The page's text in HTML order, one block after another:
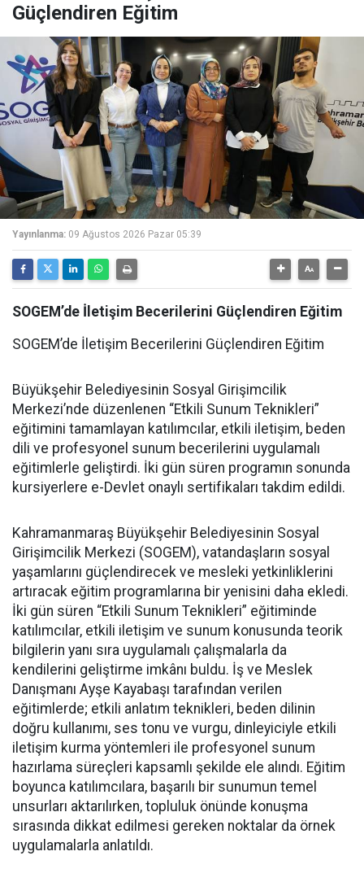
Güçlendiren Eğitim
Yayınlanma: 09 Ağustos 2026 Pazar 05:39
SOGEM’de İletişim Becerilerini Güçlendiren Eğitim
SOGEM’de İletişim Becerilerini Güçlendiren Eğitim
Büyükşehir Belediyesinin Sosyal Girişimcilik
Merkezi’nde düzenlenen “Etkili Sunum Teknikleri”
eğitimini tamamlayan katılımcılar, etkili iletişim, beden
dili ve profesyonel sunum becerilerini uygulamalı
eğitimlerle geliştirdi. İki gün süren programın sonunda
kursiyerlere e-Devlet onaylı sertifikaları takdim edildi.
Kahramanmaraş Büyükşehir Belediyesinin Sosyal
Girişimcilik Merkezi (SOGEM), vatandaşların sosyal
yaşamlarını güçlendirecek ve mesleki yetkinliklerini
artıracak eğitim programlarına bir yenisini daha ekledi.
İki gün süren “Etkili Sunum Teknikleri” eğitiminde
katılımcılar, etkili iletişim ve sunum konusunda teorik
bilgilerin yanı sıra uygulamalı çalışmalarla da
kendilerini geliştirme imkânı buldu. İş ve Meslek
Danışmanı Ayşe Kayabaşı tarafından verilen
eğitimlerde; etkili anlatım teknikleri, beden dilinin
doğru kullanımı, ses tonu ve vurgu, dinleyiciyle etkili
iletişim kurma yöntemleri ile profesyonel sunum
hazırlama süreçleri kapsamlı şekilde ele alındı. Eğitim
boyunca katılımcılara, başarılı bir sunumun temel
unsurları aktarılırken, topluluk önünde konuşma
sırasında dikkat edilmesi gereken noktalar da örnek
uygulamalarla anlatıldı.